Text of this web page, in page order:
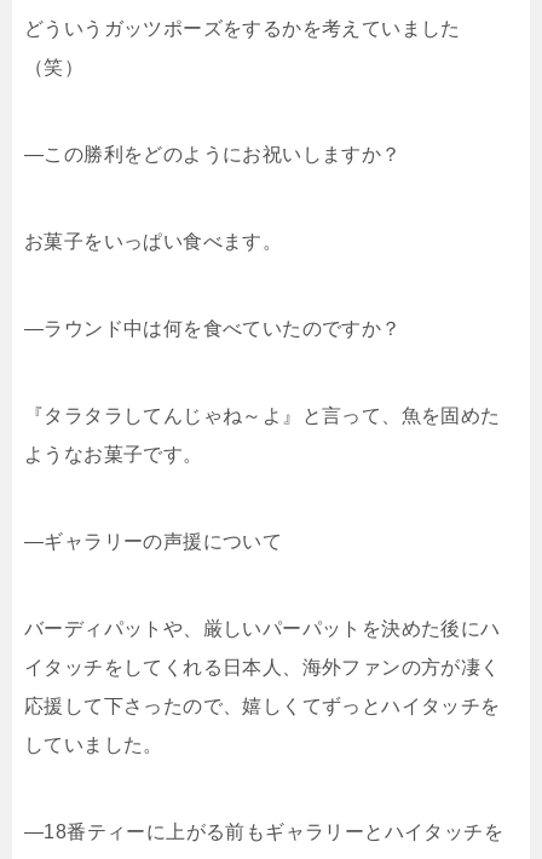
どういうガッツポーズをするかを考えていました
（笑）
―この勝利をどのようにお祝いしますか？
お菓子をいっぱい食べます。
―ラウンド中は何を食べていたのですか？
『タラタラしてんじゃね～よ』と言って、魚を固めた
ようなお菓子です。
―ギャラリーの声援について
バーディパットや、厳しいパーパットを決めた後にハ
イタッチをしてくれる日本人、海外ファンの方が凄く
応援して下さったので、嬉しくてずっとハイタッチを
していました。
―18番ティーに上がる前もギャラリーとハイタッチを